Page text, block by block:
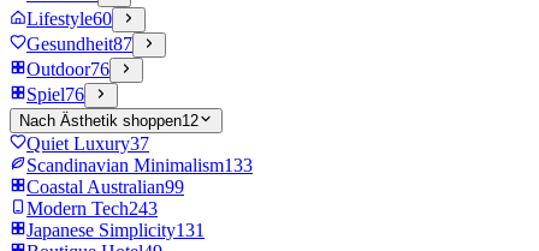
Lifestyle60
Gesundheit87
Outdoor76
Spiel76
Nach Ästhetik shoppen12
Quiet Luxury37
Scandinavian Minimalism133
Coastal Australian99
Modern Tech243
Japanese Simplicity131